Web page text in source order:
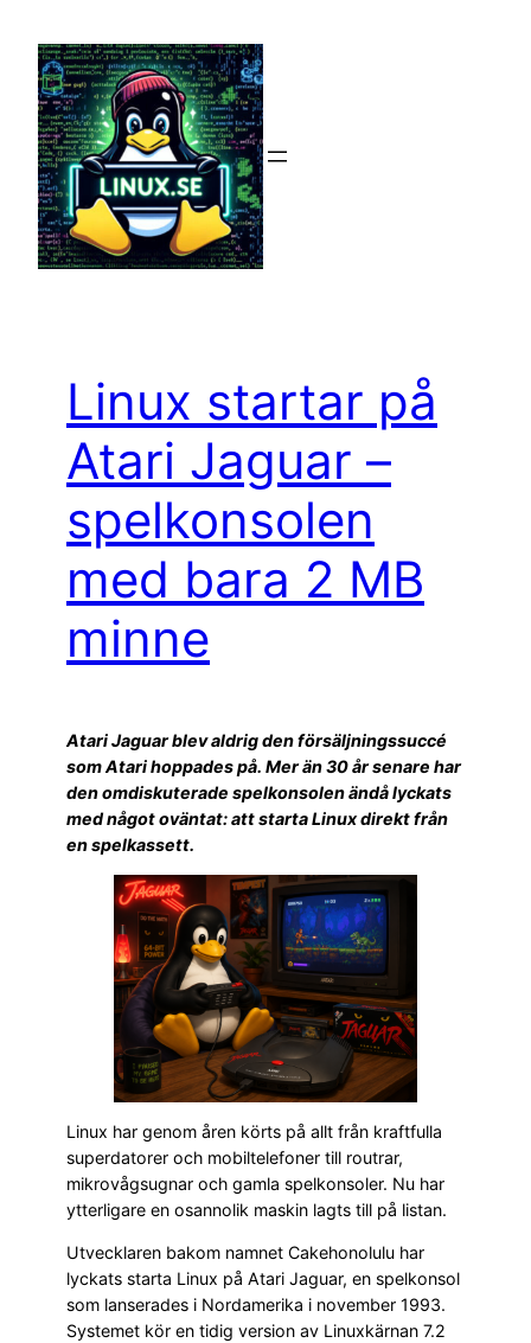
innehåll
Linux startar på
Atari Jaguar –
spelkonsolen
med bara 2 MB
minne
Atari Jaguar blev aldrig den försäljningssuccé
som Atari hoppades på. Mer än 30 år senare har
den omdiskuterade spelkonsolen ändå lyckats
med något oväntat: att starta Linux direkt från
en spelkassett.
Linux har genom åren körts på allt från kraftfulla
superdatorer och mobiltelefoner till routrar,
mikrovågsugnar och gamla spelkonsoler. Nu har
ytterligare en osannolik maskin lagts till på listan.
Utvecklaren bakom namnet Cakehonolulu har
lyckats starta Linux på Atari Jaguar, en spelkonsol
som lanserades i Nordamerika i november 1993.
Systemet kör en tidig version av Linuxkärnan 7.2